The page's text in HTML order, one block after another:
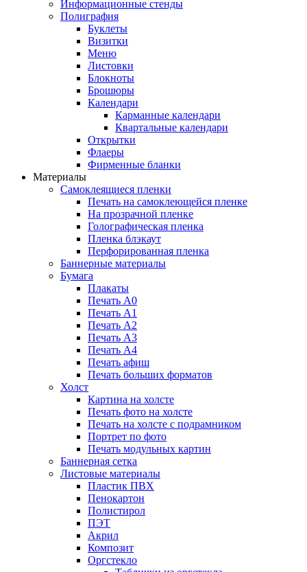
Информационные стенды
Полиграфия
Буклеты
Визитки
Меню
Листовки
Блокноты
Брошюры
Календари
Карманные календари
Квартальные календари
Открытки
Флаеры
Фирменные бланки
Материалы
Самоклеящиеся пленки
Печать на самоклеющейся пленке
На прозрачной пленке
Голографическая пленка
Пленка блэкаут
Перфорированная пленка
Баннерные материалы
Бумага
Плакаты
Печать А0
Печать А1
Печать А2
Печать А3
Печать А4
Печать афиш
Печать больших форматов
Холст
Картина на холсте
Печать фото на холсте
Печать на холсте с подрамником
Портрет по фото
Печать модульных картин
Баннерная сетка
Листовые материалы
Пластик ПВХ
Пенокартон
Полистирол
ПЭТ
Акрил
Композит
Оргстекло